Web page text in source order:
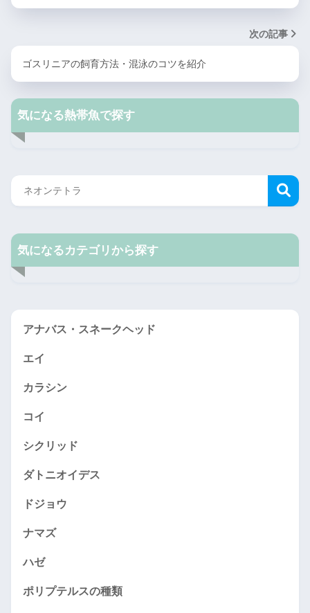
次の記事
ゴスリニアの飼育方法・混泳のコツを紹介
気になる熱帯魚で探す
気になるカテゴリから探す
アナバス・スネークヘッド
エイ
カラシン
コイ
シクリッド
ダトニオイデス
ドジョウ
ナマズ
ハゼ
ポリプテルスの種類